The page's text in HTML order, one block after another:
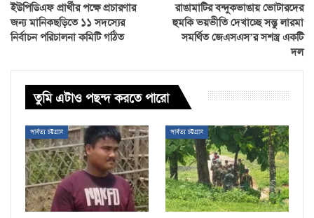
ইউপিডিএফ প্রার্থীর পক্ষে প্রচারণার
জন্য মানিকছড়িতে ১১ সদস্যের
নির্বাচন পরিচালনা কমিটি গঠিত
রাঙামাটির বন্দুকভাঙায় ভোটারদের
হুমকি ভয়ভীতি দেখাচ্ছে সন্তু লারমা
সমর্থিত জেএসএস’র সশস্ত্র একটি
দল
তুমি এটাও পছন্দ করতে পারো
পার্বত্য চট্টগ্রাম পার্বত্য চট্টগ্রাম